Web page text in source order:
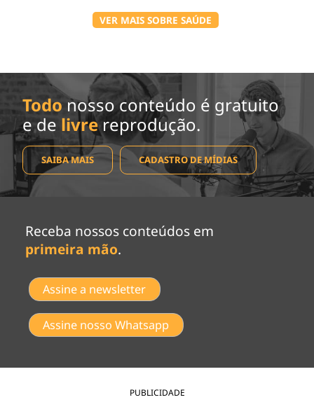
VER MAIS SOBRE SAÚDE
Todo nosso conteúdo é gratuito
e de livrereprodução.
SAIBA MAIS CADASTRO DE MÍDIAS
Receba nossos conteúdos em
primeira mão.
Assine a newsletter
Assine nosso Whatsapp
PUBLICIDADE